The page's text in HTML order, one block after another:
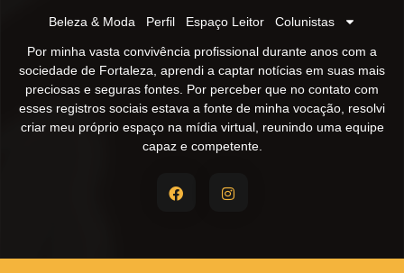
Beleza & Moda Perfil Espaço Leitor Colunistas
Por minha vasta convivência profissional durante anos com a
sociedade de Fortaleza, aprendi a captar notícias em suas mais
preciosas e seguras fontes. Por perceber que no contato com
esses registros sociais estava a fonte de minha vocação, resolvi
criar meu próprio espaço na mídia virtual, reunindo uma equipe
capaz e competente.